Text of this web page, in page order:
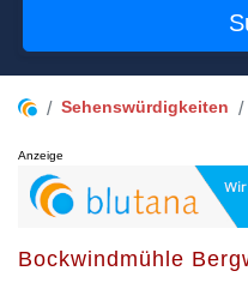
Sehenswürdigkeiten
Anzeige
Bockwindmühle